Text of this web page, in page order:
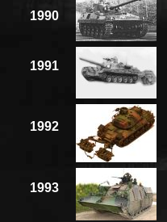
1990
1991
1992
1993